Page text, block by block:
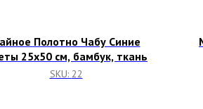
Полотно Чабу Синие
25х50 см, бамбук, ткань
SKU: 22